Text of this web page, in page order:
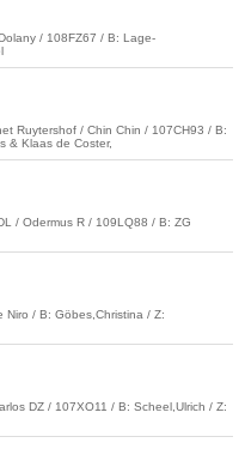
/ 108FZ67 / B: Lage-
Ruytershof / Chin Chin / 107CH93 / B:
& Klaas de Coster,
/ Odermus R / 109LQ88 / B: ZG
/ B: Göbes,Christina / Z:
DZ / 107XO11 / B: Scheel,Ulrich / Z: